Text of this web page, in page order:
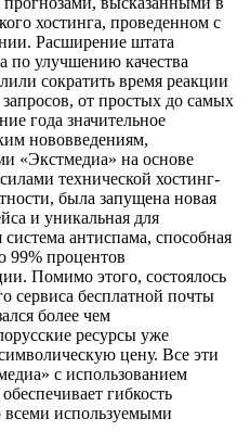
хостинга, проведенном с
Расширение штата
по улучшению качества
сократить время реакции
от простых до самых
года значительное
нововведениям,
«Экстмедиа» на основе
технической хостинг-
была запущена новая
и уникальная для
антиспама, способная
99% процентов
Помимо этого, состоялось
сервиса бесплатной почты
более чем
ресурсы уже
цену. Все эти
с использованием
гибкость
всеми используемыми